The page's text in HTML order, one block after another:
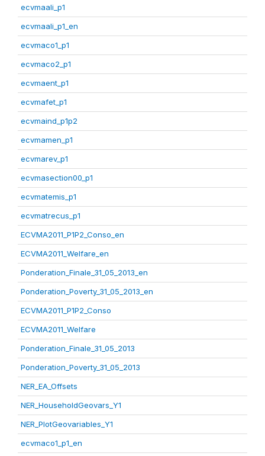
ecvmaali_p1
ecvmaali_p1_en
ecvmaco1_p1
ecvmaco2_p1
ecvmaent_p1
ecvmafet_p1
ecvmaind_p1p2
ecvmamen_p1
ecvmarev_p1
ecvmasection00_p1
ecvmatemis_p1
ecvmatrecus_p1
ECVMA2011_P1P2_Conso_en
ECVMA2011_Welfare_en
Ponderation_Finale_31_05_2013_en
Ponderation_Poverty_31_05_2013_en
ECVMA2011_P1P2_Conso
ECVMA2011_Welfare
Ponderation_Finale_31_05_2013
Ponderation_Poverty_31_05_2013
NER_EA_Offsets
NER_HouseholdGeovars_Y1
NER_PlotGeovariables_Y1
ecvmaco1_p1_en